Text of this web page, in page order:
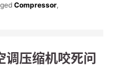
Compressor,
调压缩机咬死问